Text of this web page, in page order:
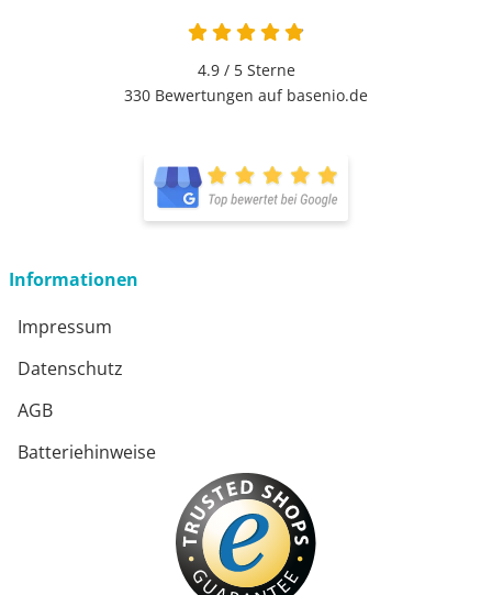
4.9 von 5
4.9 / 5Sterne
330 Bewertungen auf basenio.de
öffnet in neuem Fenster
Informationen
Impressum
Datenschutz
AGB
Batteriehinweise